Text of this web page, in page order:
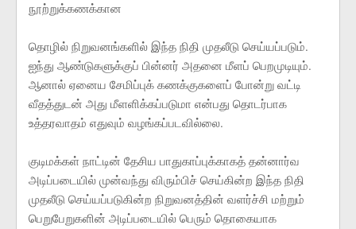
நூற்றுக்கணக்கான
தொழில் நிறுவனங்களில் இந்த நிதி முதலீடு செய்யப்படும்.
ஐந்து ஆண்டுகளுக்குப் பின்னர் அதனை மீளப் பெறமுடியும்.
ஆனால் ஏனைய சேமிப்புக் கணக்குகளைப் போன்று வட்டி
வீதத்துடன் அது மீளளிக்கப்படுமா என்பது தொடர்பாக
உத்தரவாதம் எதுவும் வழங்கப்படவில்லை.
குடிமக்கள் நாட்டின் தேசிய பாதுகாப்புக்காகத் தன்னார்வ
அடிப்படையில் முன்வந்து விரும்பிச் செய்கின்ற இந்த நிதி
முதலீடு செய்யப்படுகின்ற நிறுவனத்தின் வளர்ச்சி மற்றும்
பெறுபேறுகளின் அடிப்படையில் பெரும் தொகையாக